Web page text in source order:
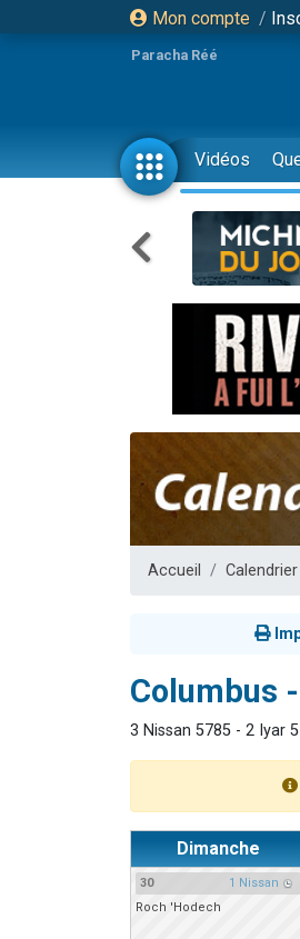
Mon compte /
Paracha Réé
Vidéos
Accueil Calendrier
Columbus
3 Nissan 5785 - 2 Iyar
Dimanche
30
1 Nissan
Roch 'Hodech